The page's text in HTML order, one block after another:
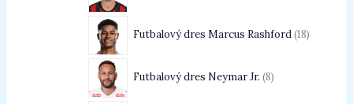
Futbalový dres Marcus Rashford 18
Futbalový dres Neymar Jr. 8